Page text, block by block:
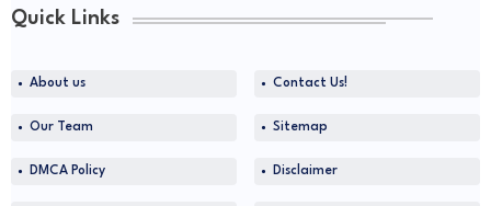
Quick Links
About us Contact Us!
Our Team Sitemap
DMCA Policy Disclaimer